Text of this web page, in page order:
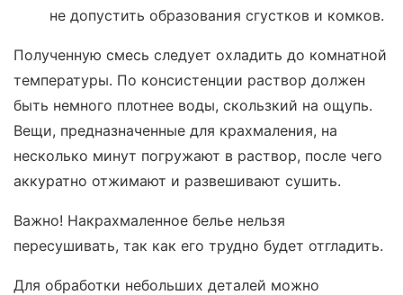
не допустить образования сгустков и комков.
Полученную смесь следует охладить до комнатной
температуры. По консистенции раствор должен
быть немного плотнее воды, скользкий на ощупь.
Вещи, предназначенные для крахмаления, на
несколько минут погружают в раствор, после чего
аккуратно отжимают и развешивают сушить.
Важно! Накрахмаленное белье нельзя
пересушивать, так как его трудно будет отгладить.
Для обработки небольших деталей можно